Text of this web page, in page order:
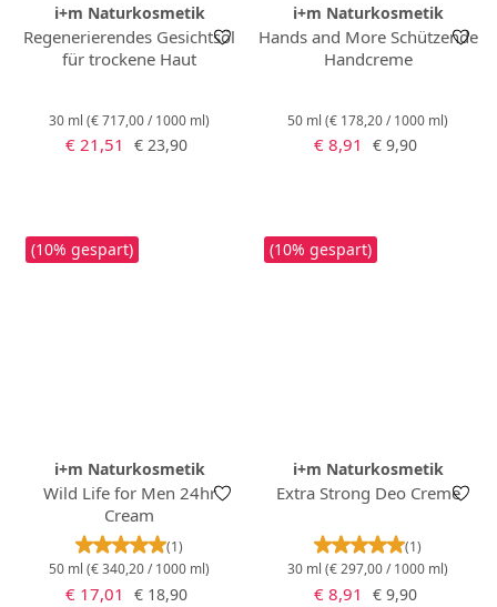
i+m Naturkosmetik
Regenerierendes Gesichtsöl
für trockene Haut
30 ml (€ 717,00 / 1000 ml)
Verkaufspreis:
€ 21,51 Regulärer Preis:
€ 23,90
i+m Naturkosmetik
Hands and More Schützende
Handcreme
50 ml (€ 178,20 / 1000 ml)
Verkaufspreis:
€ 8,91 Regulärer Preis:
€ 9,90
(10% gespart)
i+m Naturkosmetik
Wild Life for Men 24hr
Cream
Durchschnittliche Bewertung von 5 von 5
(1)
50 ml (€ 340,20 / 1000 ml)
Verkaufspreis:
€ 17,01 Regulärer Preis:
€ 18,90
(10% gespart)
i+m Naturkosmetik
Extra Strong Deo Creme
(1)
30 ml (€ 297,00 / 1000 ml)
Verkaufspreis:
€ 8,91 Regulärer Preis:
€ 9,90